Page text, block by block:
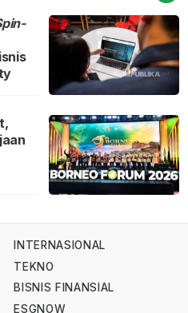
INTERNASIONAL
TEKNO
BISNIS FINANSIAL
ESGNOW